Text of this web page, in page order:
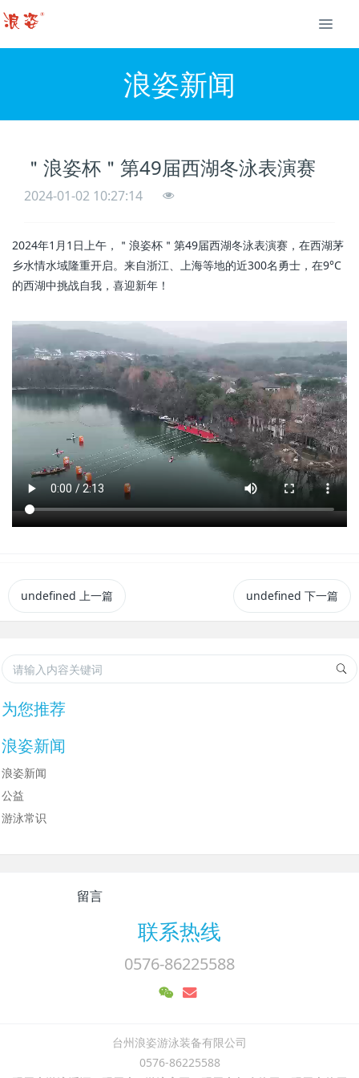
浪姿新闻
＂浪姿杯＂第49届西湖冬泳表演赛
2024-01-02 10:27:14
2024年1月1日上午，＂浪姿杯＂第49届西湖冬泳表演赛，在西湖茅
乡水情水域隆重开启。来自浙江、上海等地的近300名勇士，在9°C
的西湖中挑战自我，喜迎新年！
undefined 上一篇 undefined 下一篇
为您推荐
浪姿新闻
浪姿新闻
公益
游泳常识
留言
联系热线
0576-86225588
台州浪姿游泳装备有限公司
0576-86225588